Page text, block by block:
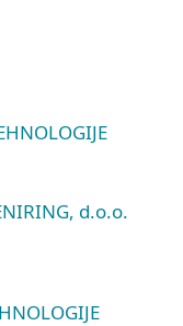
d.o.o.